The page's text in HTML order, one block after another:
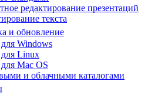
редактирование презентаций
текста
и обновление
Windows
Linux
Mac OS
и облачными каталогами